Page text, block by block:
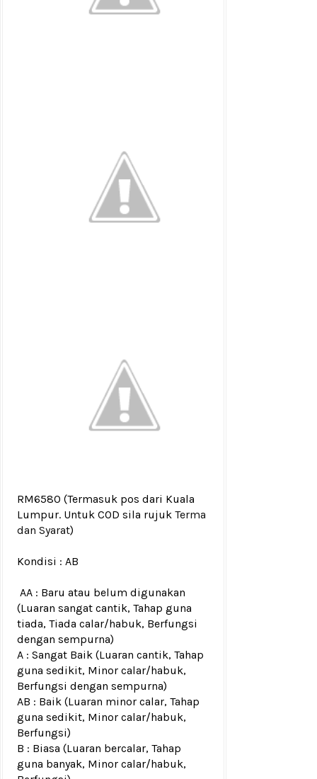
RM6580 (Termasuk pos dari Kuala
Lumpur. Untuk COD sila rujuk Terma
dan Syarat)
Kondisi : AB
AA : Baru atau belum digunakan
(Luaran sangat cantik, Tahap guna
tiada, Tiada calar/habuk, Berfungsi
dengan sempurna)
A : Sangat Baik (Luaran cantik, Tahap
guna sedikit, Minor calar/habuk,
Berfungsi dengan sempurna)
AB : Baik (Luaran minor calar, Tahap
guna sedikit, Minor calar/habuk,
Berfungsi)
B : Biasa (Luaran bercalar, Tahap
guna banyak, Minor calar/habuk,